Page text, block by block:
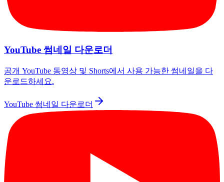
YouTube 썸네일 다운로더
공개 YouTube 동영상 및 Shorts에서 사용 가능한 썸네일을 다
운로드하세요.
YouTube 썸네일 다운로더